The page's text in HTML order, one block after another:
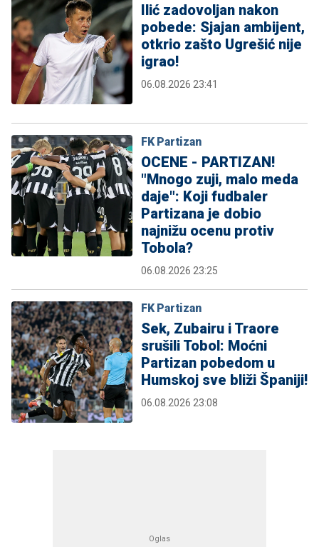
Ilić zadovoljan nakon
pobede: Sjajan ambijent,
otkrio zašto Ugrešić nije
igrao!
06.08.2026 23:41
FK Partizan
OCENE - PARTIZAN!
"Mnogo zuji, malo meda
daje": Koji fudbaler
Partizana je dobio
najnižu ocenu protiv
Tobola?
06.08.2026 23:25
FK Partizan
Sek, Zubairu i Traore
srušili Tobol: Moćni
Partizan pobedom u
Humskoj sve bliži Španiji!
06.08.2026 23:08